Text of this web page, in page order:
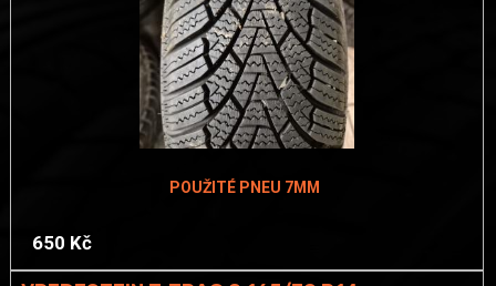
POUŽITÉ PNEU 7MM
650 Kč